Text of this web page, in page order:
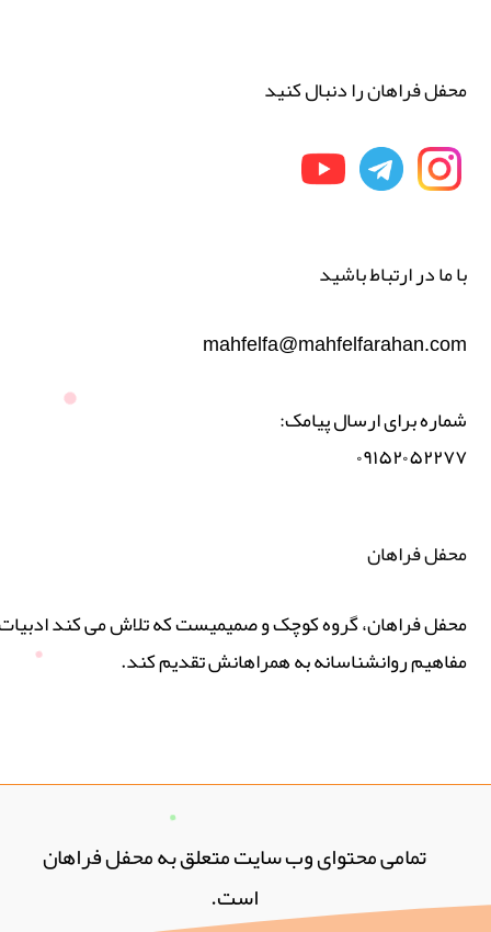
محفل فراهان را دنبال کنید
با ما در ارتباط باشید
mahfelfa@mahfelfarahan.com
شماره برای ارسال پیامک:
۰۹۱۵۲۰۵۲۲۷۷
محفل فراهان
محفل فراهان، گروه کوچک و صمیمیست که تلاش می کند ادبیات
مفاهیم روانشناسانه به همراهانش تقدیم کند.
تمامی محتوای وب سایت متعلق به محفل فراهان
است.